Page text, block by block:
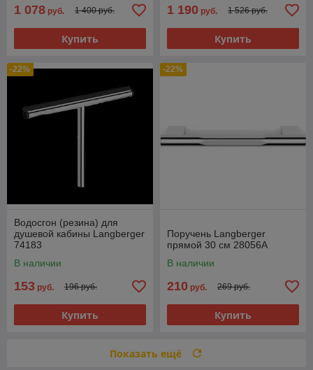
1 078 руб. 1 400 руб.
Купить
1 190 руб. 1 526 руб.
Купить
-22%
Водосгон (резина) для
душевой кабины Langberger
74183
В наличии
153 руб. 196 руб.
Купить
-22%
Поручень Langberger
прямой 30 см 28056A
В наличии
210 руб. 269 руб.
Купить
Показать ещё